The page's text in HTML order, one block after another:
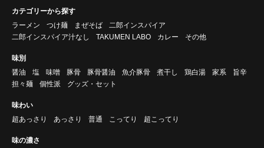
カテゴリーから探す
ラーメン
つけ麺 まぜそば
二郎インスパイア
二郎インスパイア汁なし
TAKUMEN LABO カレー その他
味別
醤油
塩 味噌 豚骨 豚骨醤油 魚介豚骨 煮干し 鶏白湯 家系
旨辛
担々麺
個性派 グッズ・セット
味わい
超あっさり
あっさり 普通 こってり 超こってり
味の濃さ